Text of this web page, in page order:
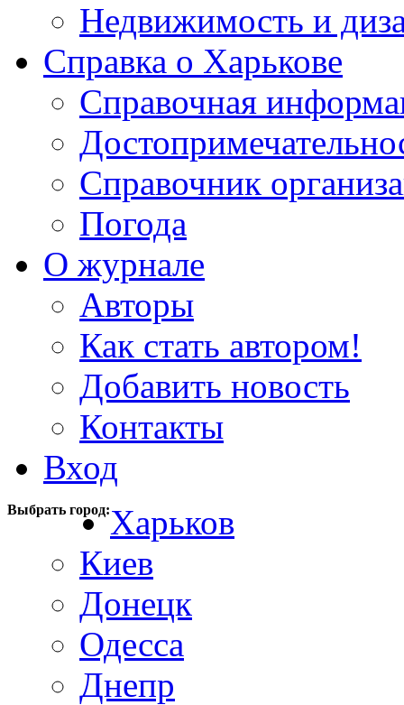
Недвижимость и
Справка о Харькове
Справочная
Справочник
Погода
О журнале
Авторы
Как стать автором!
Добавить новость
Контакты
Вход
Выбрать город:Харьков
Киев
Донецк
Одесса
Днепр